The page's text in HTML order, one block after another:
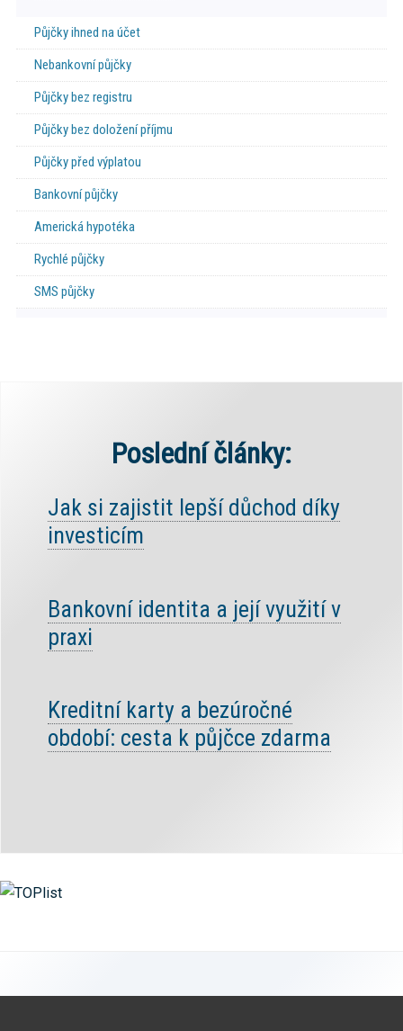
Půjčky ihned na účet
Nebankovní půjčky
Půjčky bez registru
Půjčky bez doložení příjmu
Půjčky před výplatou
Bankovní půjčky
Americká hypotéka
Rychlé půjčky
SMS půjčky
Poslední články:
Jak si zajistit lepší důchod díky
investicím
Bankovní identita a její využití v
praxi
Kreditní karty a bezúročné
období: cesta k půjčce zdarma